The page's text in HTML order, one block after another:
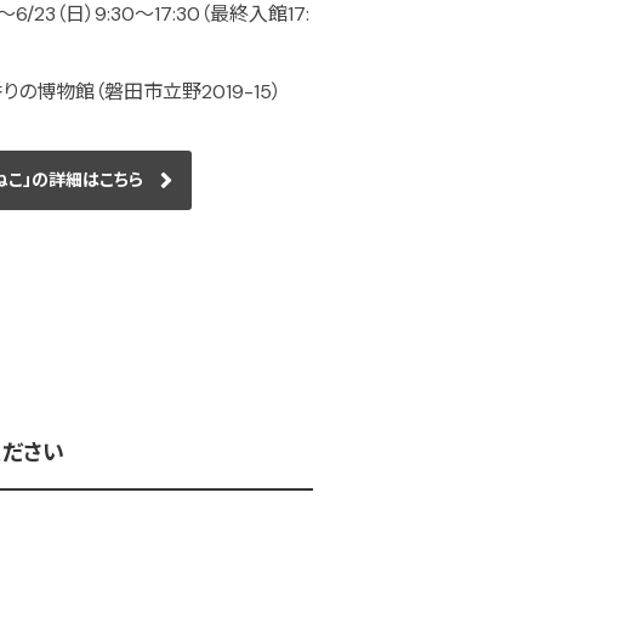
6/23（日）9:30～17:30（最終入館17:
の博物館（磐田市立野2019-15）
」の詳細はこちら
さい